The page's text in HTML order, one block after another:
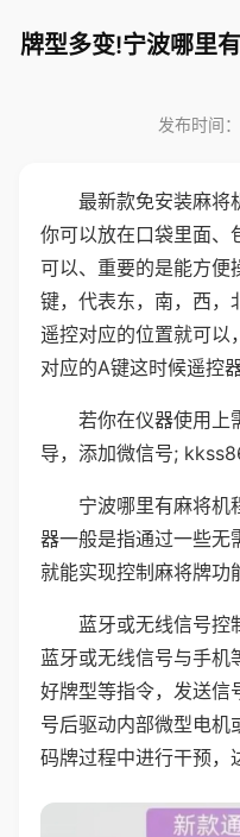
牌型多变!宁波哪里
发布时间
最新款免安装麻将
你可以放在口袋里面、
可以、重要的是能方便
键，代表东，南，西，
遥控对应的位置就可以
对应的A键这时候遥控
若你在仪器使用上
导，添加微信号;
宁波哪里有麻将机
器一般是指通过一些无
就能实现控制麻将牌功
蓝牙或无线信号控
蓝牙或无线信号与手机
好牌型等指令，发送信
号后驱动内部微型电机
码牌过程中进行干预，